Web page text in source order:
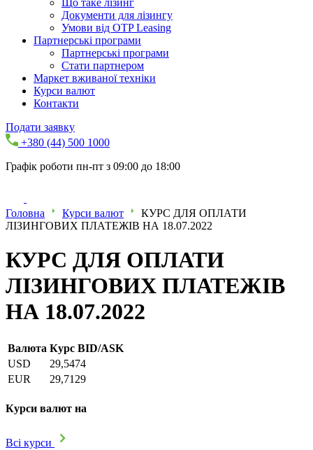
Що таке лізинг
Документи для лізингу
Умови від OTP Leasing
Партнерські програми
Партнерські програми
Стати партнером
Маркет вживаної техніки
Курси валют
Контакти
Подати заявку
+380 (44) 500 1000
Графік роботи пн-пт з 09:00 до 18:00
Головна Курси валют
КУРС ДЛЯ ОПЛАТИ
ЛІЗИНГОВИХ ПЛАТЕЖІВ НА 18.07.2022
КУРС ДЛЯ ОПЛАТИ
ЛІЗИНГОВИХ ПЛАТЕЖІВ
НА 18.07.2022
Валюта Курс BID/ASK
USD
29,5474
EUR
29,7129
Курси валют на
Всі курси